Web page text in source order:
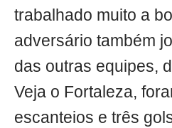
trabalhado muito a
adversário também
das outras equipes,
Veja o Fortaleza,
escanteios e três